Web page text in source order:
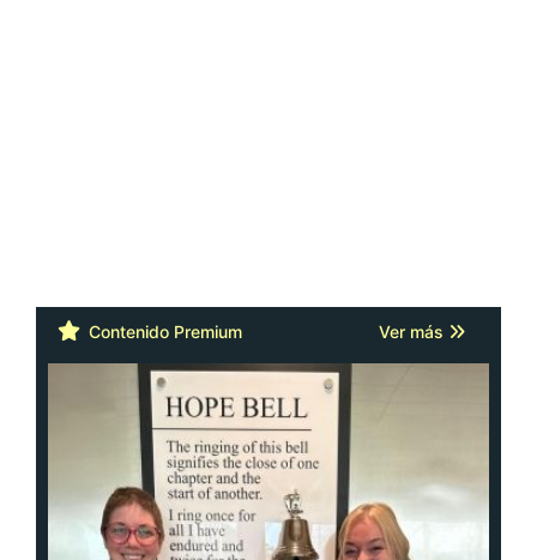
Contenido Premium Ver más